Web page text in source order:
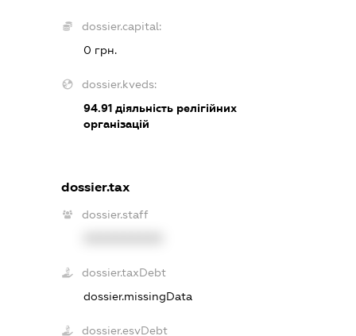
dossier.capital:
0 грн.
dossier.kveds:
94.91 діяльність релігійних
організацій
dossier.tax
dossier.staff
dossier.taxDebt
dossier.missingData
dossier.esvDebt